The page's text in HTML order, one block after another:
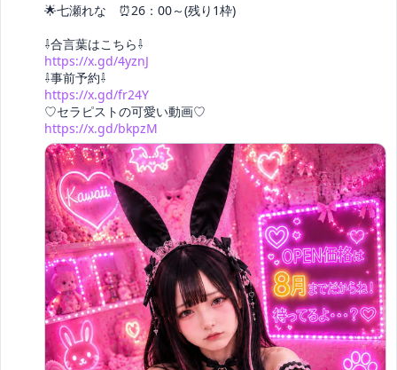
🌟七瀬れな　⏰26：00～(残り1枠)
https://x.gd/4yznJ
https://x.gd/fr24Y
https://x.gd/bkpzM